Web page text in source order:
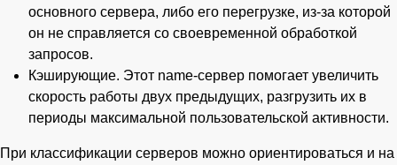
основного сервера, либо его перегрузке, из-за которой
он не справляется со своевременной обработкой
запросов.
Кэширующие. Этот name-сервер помогает увеличить
скорость работы двух предыдущих, разгрузить их в
периоды максимальной пользовательской активности.
При классификации серверов можно ориентироваться и на